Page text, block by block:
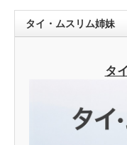
タイ・ムスリム姉妹
タ